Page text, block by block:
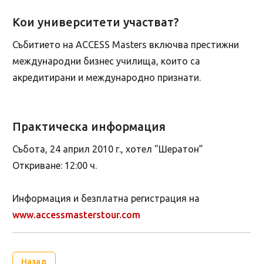
Кои университети участват?
Събитието на ACCESS Masters включва престижни
международни бизнес училища, които са
акредитирани и международно признати.
Практическа информация
Събота, 24 април 2010 г., хотел "Шератон”
Откриване: 12:00 ч.
Информация и безплатна регистрация на
www.accessmasterstour.com
Назад